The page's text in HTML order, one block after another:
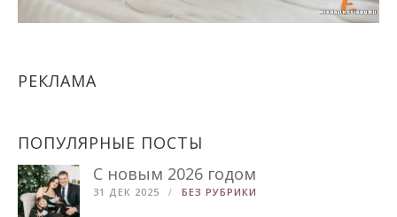
РЕКЛАМА
ПОПУЛЯРНЫЕ ПОСТЫ
С новым 2026 годом
31 ДЕК 2025 БЕЗ РУБРИКИ